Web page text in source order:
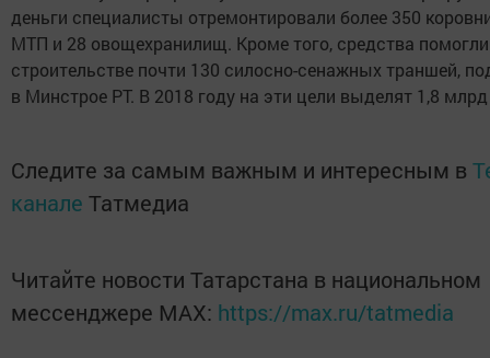
деньги специалисты отремонтировали более 350
МТП и 28 овощехранилищ. Кроме того, средства
строительстве почти 130 силосно-сенажных траншей,
в Минстрое РТ. В 2018 году на эти цели выделят 1,8
Следите за самым важным и интересным в
канале Татмедиа
Читайте новости Татарстана в национальном
мессенджере MАХ: https://max.ru/tatmedia